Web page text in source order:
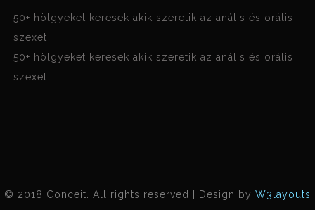
50+ hölgyeket keresek akik szeretik az anális és orális
szexet
50+ hölgyeket keresek akik szeretik az anális és orális
szexet
© 2018 Conceit. All rights reserved | Design by W3layouts